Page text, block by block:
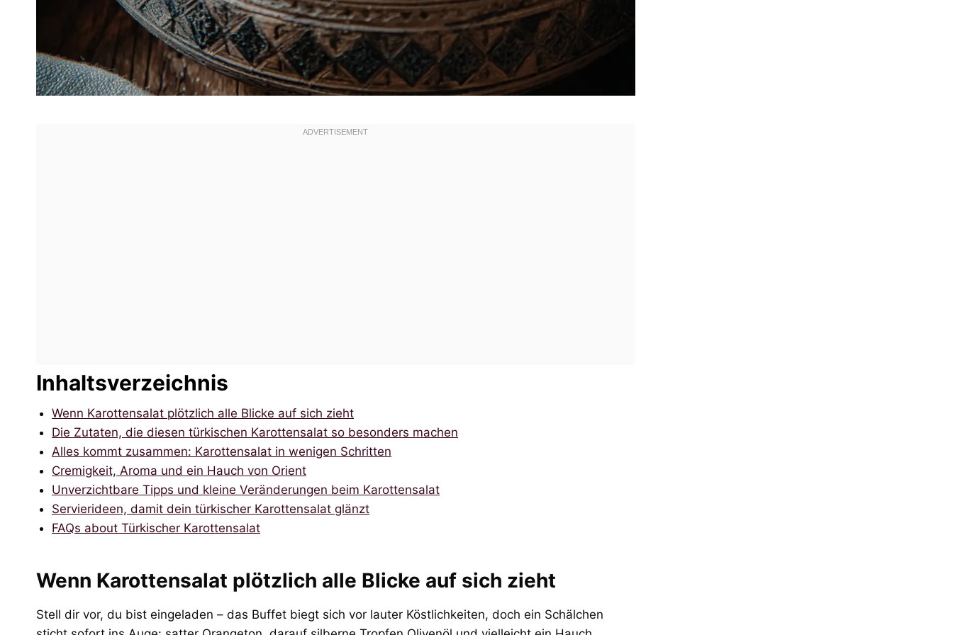
Inhaltsverzeichnis
Wenn Karottensalat plötzlich alle Blicke auf sich zieht
Die Zutaten, die diesen türkischen Karottensalat so besonders machen
Alles kommt zusammen: Karottensalat in wenigen Schritten
Cremigkeit, Aroma und ein Hauch von Orient
Unverzichtbare Tipps und kleine Veränderungen beim Karottensalat
Servierideen, damit dein türkischer Karottensalat glänzt
FAQs about Türkischer Karottensalat
Wenn Karottensalat plötzlich alle Blicke auf sich zieht
Stell dir vor, du bist eingeladen – das Buffet biegt sich vor lauter Köstlichkeiten, doch ein Schälchen